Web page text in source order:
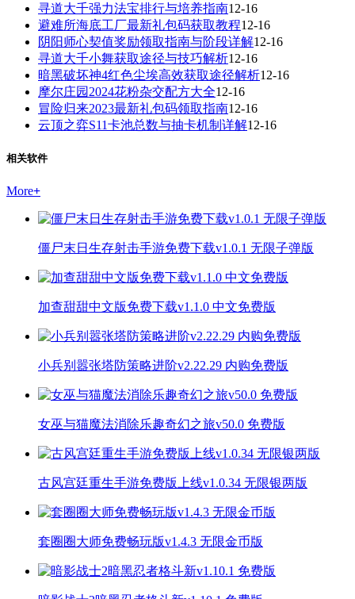
寻道大千强力法宝排行与培养指南12-16
避难所海底工厂最新礼包码获取教程12-16
阴阳师心契值奖励领取指南与阶段详解12-16
寻道大千小舞获取途径与技巧解析12-16
暗黑破坏神4红色尘埃高效获取途径解析12-16
摩尔庄园2024花粉杂交配方大全12-16
冒险归来2023最新礼包码领取指南12-16
云顶之弈S11卡池总数与抽卡机制详解12-16
相关软件
More+
僵尸末日生存射击手游免费下载v1.0.1 无限子弹版
加查甜甜中文版免费下载v1.1.0 中文免费版
小兵别嚣张塔防策略进阶v2.22.29 内购免费版
女巫与猫魔法消除乐趣奇幻之旅v50.0 免费版
古风宫廷重生手游免费版上线v1.0.34 无限银两版
套圈圈大师免费畅玩版v1.4.3 无限金币版